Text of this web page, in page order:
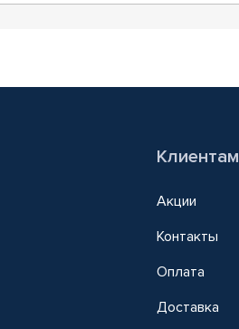
Клиентам
Акции
Контакты
Оплата
Доставка